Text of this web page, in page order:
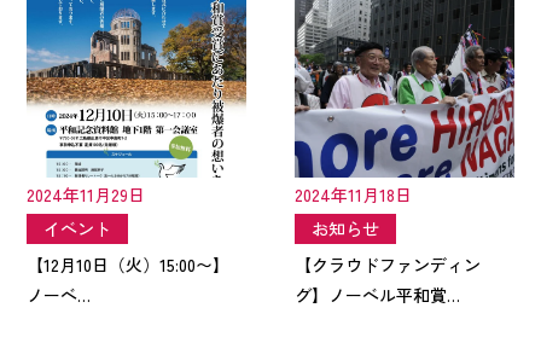
2024年11月29日
イベント
【12月10日（火）15:00〜】
ノーベ…
2024年11月18日
お知らせ
【クラウドファンディン
グ】ノーベル平和賞…